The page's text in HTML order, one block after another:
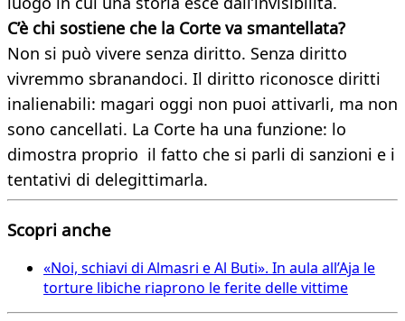
C’è chi sostiene che la Corte va smantellata?
Non si può vivere senza diritto. Senza diritto
vivremmo sbranandoci. Il diritto riconosce diritti
inalienabili: magari oggi non puoi attivarli, ma non
sono cancellati. La Corte ha una funzione: lo
dimostra proprio il fatto che si parli di sanzioni e i
tentativi di delegittimarla.
Scopri anche
«Noi, schiavi di Almasri e Al Buti». In aula all’Aja le
torture libiche riaprono le ferite delle vittime